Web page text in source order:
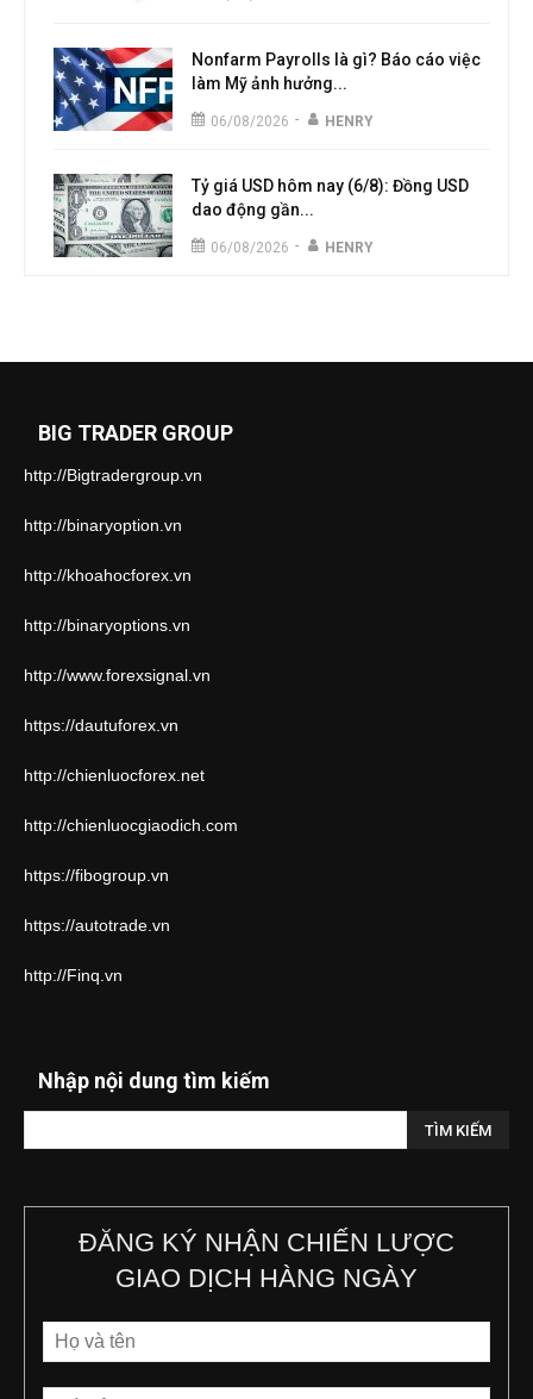
Nonfarm Payrolls là gì? Báo cáo việc
làm Mỹ ảnh hưởng...
06/08/2026 - HENRY
Tỷ giá USD hôm nay (6/8): Đồng USD
dao động gần...
06/08/2026 - HENRY
BIG TRADER GROUP
http://Bigtradergroup.vn
http://binaryoption.vn
http://khoahocforex.vn
http://binaryoptions.vn
http://www.forexsignal.vn
https://dautuforex.vn
http://chienluocforex.net
http://chienluocgiaodich.com
https://fibogroup.vn
https://autotrade.vn
http://Finq.vn
Nhập nội dung tìm kiếm
ĐĂNG KÝ NHẬN CHIẾN LƯỢC
GIAO DỊCH HÀNG NGÀY